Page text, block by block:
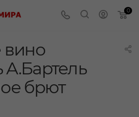
0
вино
брют